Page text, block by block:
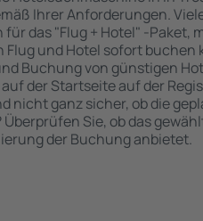
Ihrer Anforderungen.
das "Flug + Hotel" -Paket,
Flug und Hotel sofort buchen
Buchung von günstigen
auf der Startseite auf der
nicht ganz sicher, ob die
Sie, ob das
der Buchung anbietet.